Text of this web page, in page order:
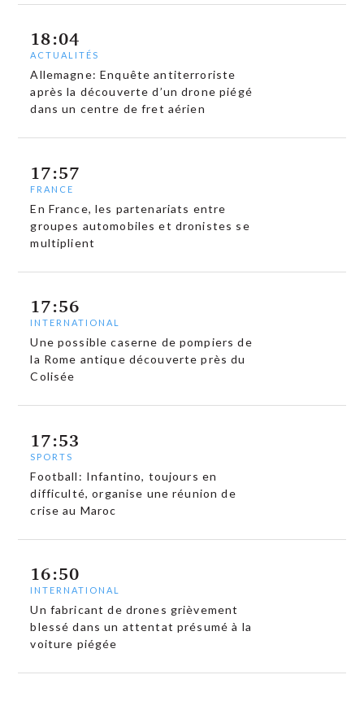
18:04
ACTUALITÉS
Allemagne: Enquête antiterroriste
après la découverte d’un drone piégé
dans un centre de fret aérien
17:57
FRANCE
En France, les partenariats entre
groupes automobiles et dronistes se
multiplient
17:56
INTERNATIONAL
Une possible caserne de pompiers de
la Rome antique découverte près du
Colisée
17:53
SPORTS
Football: Infantino, toujours en
difficulté, organise une réunion de
crise au Maroc
16:50
INTERNATIONAL
Un fabricant de drones grièvement
blessé dans un attentat présumé à la
voiture piégée